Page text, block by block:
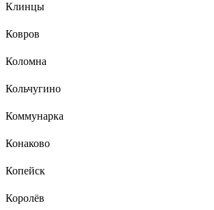
Клинцы
Ковров
Коломна
Кольчугино
Коммунарка
Конаково
Копейск
Королёв